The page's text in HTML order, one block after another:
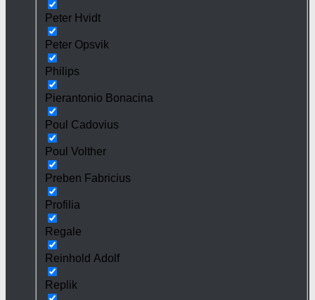
Peter Hvidt
Peter Opsvik
Philips
Pierantonio Bonacina
Poul Cadovius
Poul Volther
Preben Fabricius
Profilia
Regale
Reinhold Adolf
Replik